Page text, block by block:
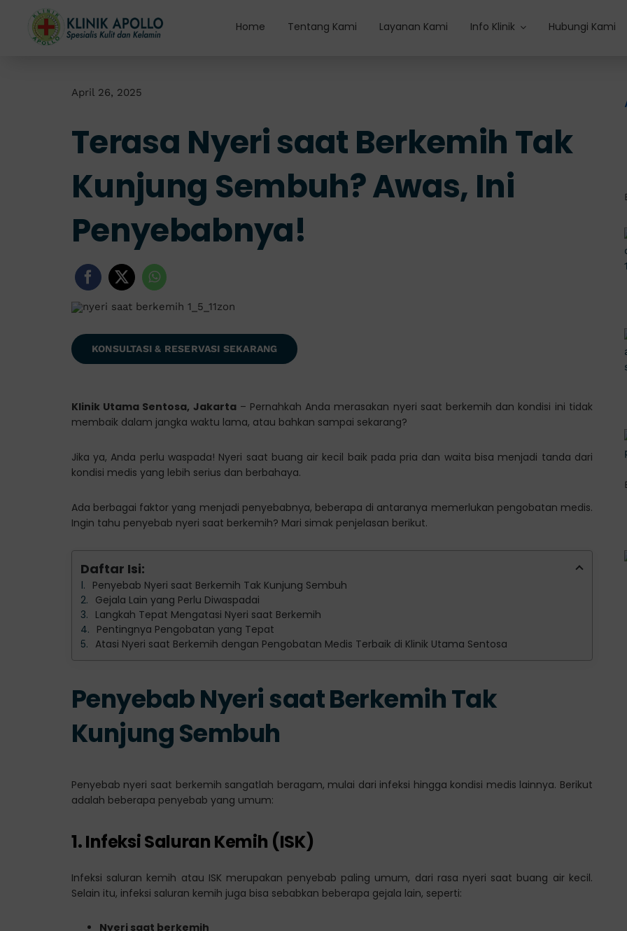
content
Home Tentang Kami Layanan Kami Info Klinik Hubungi Kami
April 26, 2025
Terasa Nyeri saat Berkemih Tak
Kunjung Sembuh? Awas, Ini
Penyebabnya!
KONSULTASI & RESERVASI SEKARANG
Klinik Utama Sentosa, Jakarta– Pernahkah Anda merasakan nyeri saat berkemih dan kondisi ini tidak
membaik dalam jangka waktu lama, atau bahkan sampai sekarang?
Jika ya, Anda perlu waspada! Nyeri saat buang air kecil baik pada pria dan waita bisa menjadi tanda dari
kondisi medis yang lebih serius dan berbahaya.
Ada berbagai faktor yang menjadi penyebabnya, beberapa di antaranya memerlukan pengobatan medis.
Ingin tahu penyebab nyeri saat berkemih? Mari simak penjelasan berikut.
Daftar Isi:
Penyebab Nyeri saat Berkemih Tak Kunjung Sembuh
Gejala Lain yang Perlu Diwaspadai
Langkah Tepat Mengatasi Nyeri saat Berkemih
Pentingnya Pengobatan yang Tepat
Atasi Nyeri saat Berkemih dengan Pengobatan Medis Terbaik di Klinik Utama Sentosa
Penyebab Nyeri saat Berkemih Tak
Kunjung Sembuh
Penyebab nyeri saat berkemih sangatlah beragam, mulai dari infeksi hingga kondisi medis lainnya. Berikut
adalah beberapa penyebab yang umum:
1. Infeksi Saluran Kemih (ISK)
Infeksi saluran kemih atau ISK merupakan penyebab paling umum, dari rasa nyeri saat buang air kecil.
Selain itu, infeksi saluran kemih juga bisa sebabkan beberapa gejala lain, seperti:
Nyeri saat berkemih